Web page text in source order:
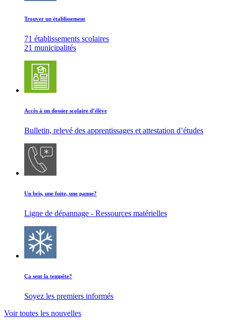
Trouver un établissement
71 établissements scolaires
21 municipalités
Accès à un dossier scolaire d’élève
Bulletin, relevé des apprentissages et attestation d’études
Un bris, une fuite, une panne?
Ligne de dépannage - Ressources matérielles
Ça sent la tempête?
Soyez les premiers informés
Voir toutes les nouvelles